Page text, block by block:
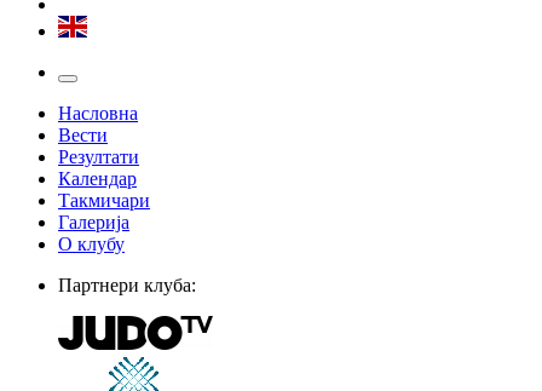
Насловна
Вести
Резултати
Календар
Такмичари
Галерија
О клубу
Партнери клуба: